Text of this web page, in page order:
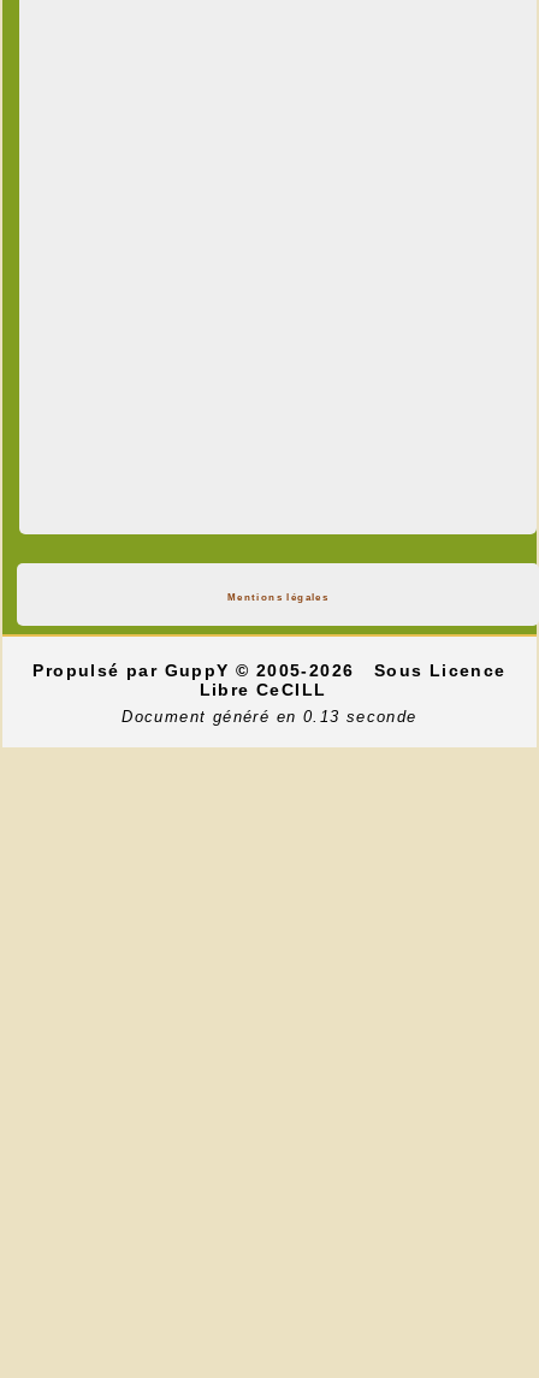
Mentions légales
Propulsé par GuppY© 2005-2026
Sous Licence
Libre CeCILL
Document généré en 0.13 seconde